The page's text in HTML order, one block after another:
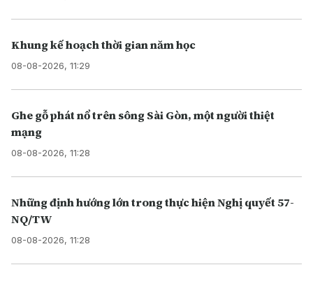
Khung kế hoạch thời gian năm học
08-08-2026, 11:29
Ghe gỗ phát nổ trên sông Sài Gòn, một người thiệt
mạng
08-08-2026, 11:28
Những định hướng lớn trong thực hiện Nghị quyết 57-
NQ/TW
08-08-2026, 11:28